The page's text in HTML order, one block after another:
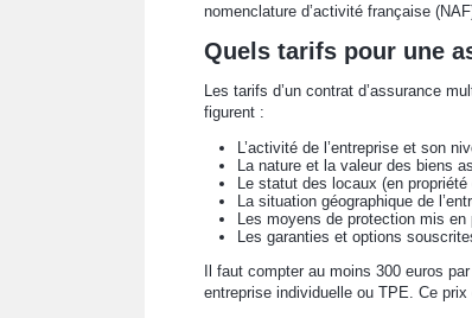
nomenclature d’activité française
Quels tarifs pour une
Les tarifs d’un contrat d’assurance
figurent :
L’activité de l’entreprise et son
La nature et la valeur des biens
Le statut des locaux (en
La situation géographique de
Les moyens de protection mis en
Les garanties et options
Il faut compter au moins 300 euros
entreprise individuelle ou TPE. Ce